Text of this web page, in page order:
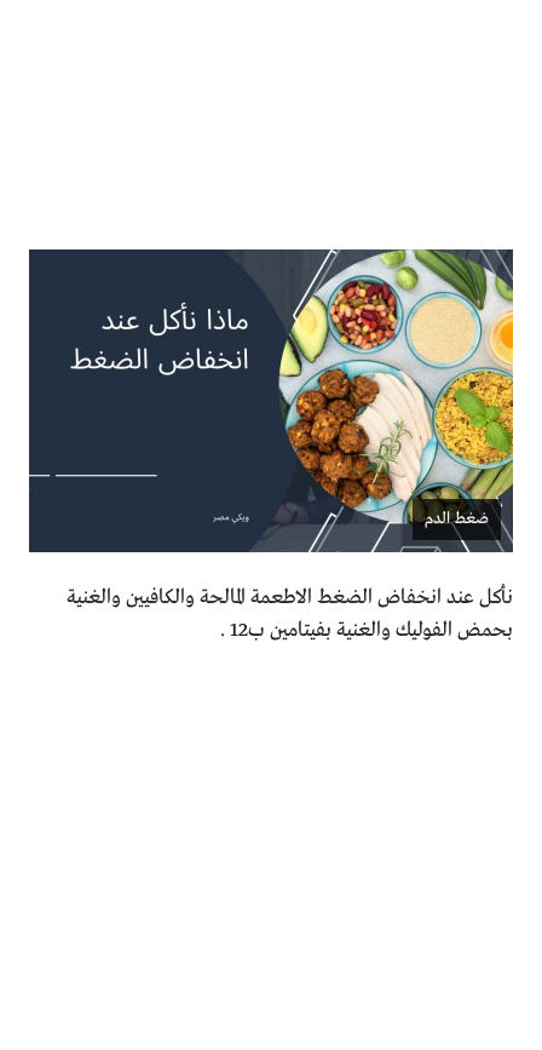
ضغط الدم
نأكل عند انخفاض الضغط الاطعمة المالحة والكافيين والغنية
بحمض الفوليك والغنية بفيتامين ب12 .